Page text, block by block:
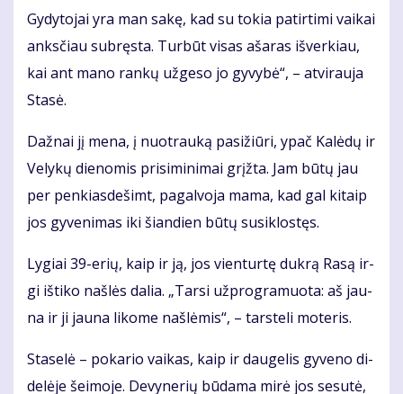
Gy­dy­to­jai yra man sa­kę, kad su to­kia pa­tir­ti­mi vai­kai
anks­čiau su­bręs­ta. Tur­būt vi­sas aša­ras iš­ver­kiau,
kai ant ma­no ran­kų už­ge­so jo gy­vy­bė“, – at­vi­rau­ja
Sta­sė.
Daž­nai jį me­na, į nuo­trau­ką pa­si­žiū­ri, ypač Ka­lė­dų ir
Ve­ly­kų die­no­mis pri­si­mi­ni­mai grįž­ta. Jam bū­tų jau
per pen­kias­de­šimt, pa­gal­vo­ja ma­ma, kad gal ki­taip
jos gy­ve­ni­mas iki šian­dien bū­tų su­si­klos­tęs.
Ly­giai 39-erių, kaip ir ją, jos vien­tur­tę duk­rą Ra­są ir­
gi iš­ti­ko naš­lės da­lia. „Tar­si už­prog­ra­muo­ta: aš jau­
na ir ji jau­na li­ko­me naš­lė­mis“, – tars­te­li mo­te­ris.
Sta­se­lė – po­ka­rio vai­kas, kaip ir dau­ge­lis gy­ve­no di­
de­lė­je šei­mo­je. De­vy­ne­rių bū­da­ma mi­rė jos se­su­tė,